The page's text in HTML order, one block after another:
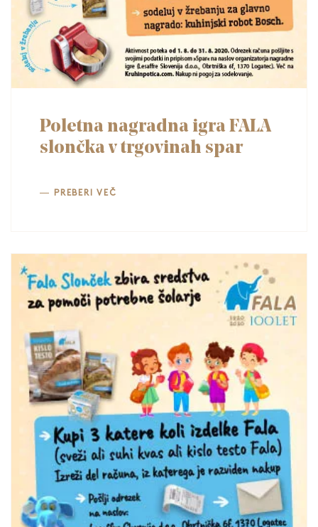
Poletna nagradna igra FALA
slončka v trgovinah spar
PREBERI VEČ